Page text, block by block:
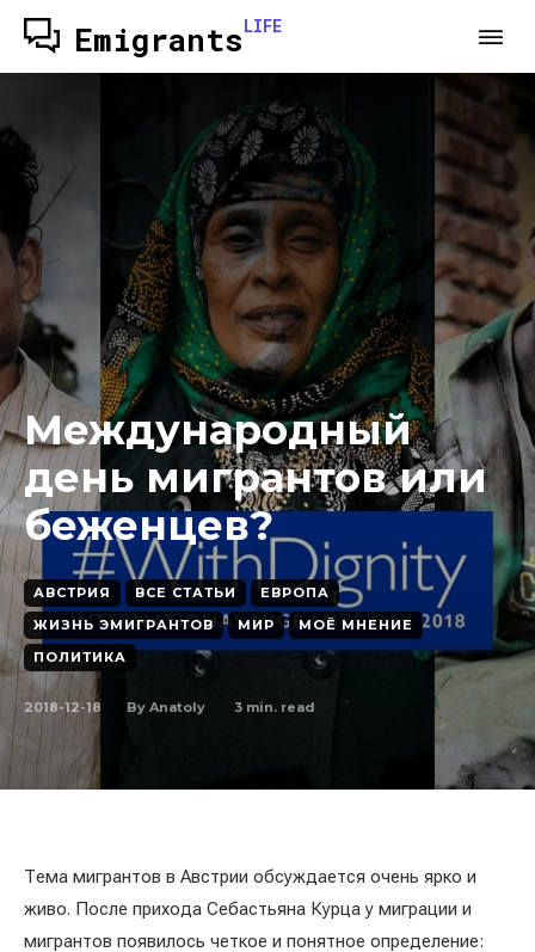
EmigrantsLIFE
Международный
день мигрантов или
беженцев?
АВСТРИЯ ВСЕ СТАТЬИ
ЕВРОПА
ЖИЗНЬ ЭМИГРАНТОВ
МИР
МОЁ МНЕНИЕ
ПОЛИТИКА
2018-12-18 By Anatoly 3 min. read
Тема мигрантов в Австрии обсуждается очень ярко и
живо. После прихода Себастьяна Курца у миграции и
мигрантов появилось четкое и понятное определение: